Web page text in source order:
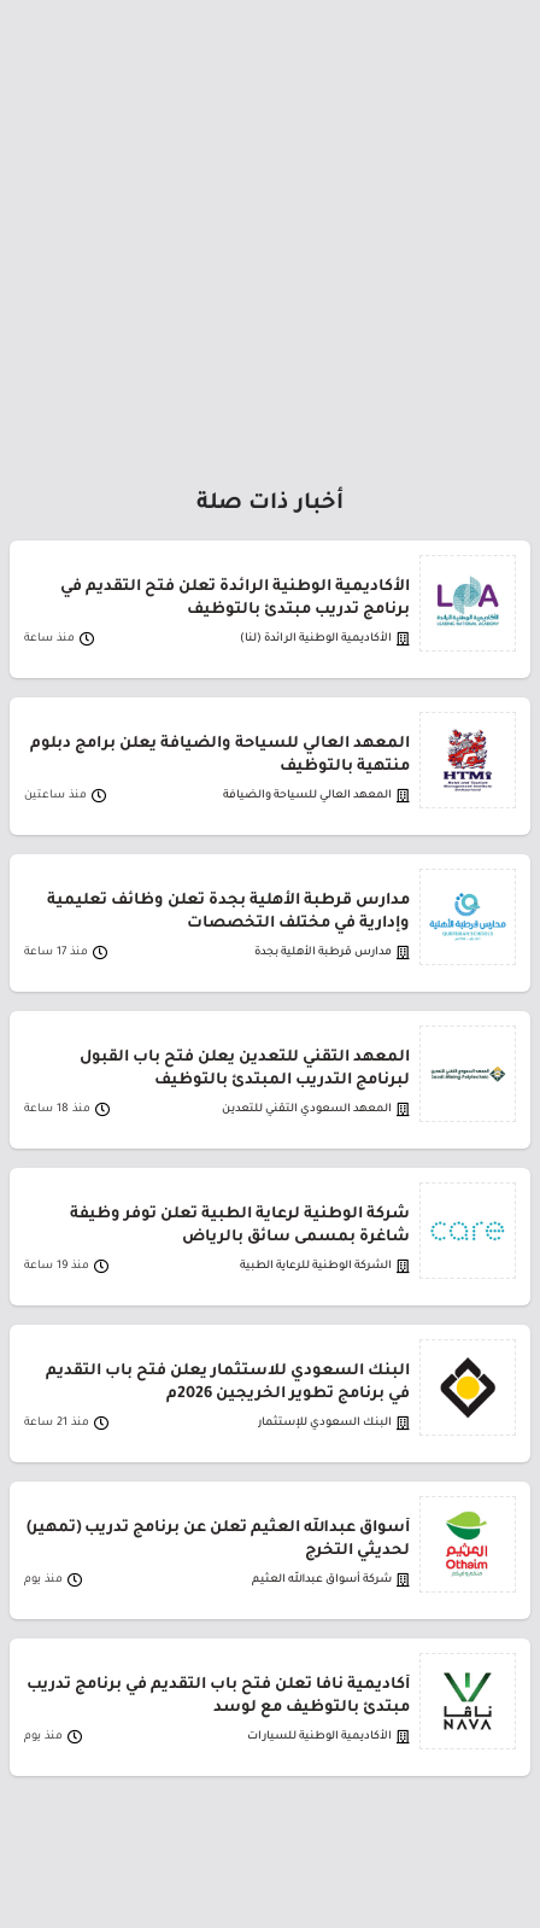
أخبار ذات صلة
الأكاديمية الوطنية الرائدة تعلن فتح التقديم في
برنامج تدريب مبتدئ بالتوظيف
الأكاديمية الوطنية الرائدة (لنا) منذ ساعة
المعهد العالي للسياحة والضيافة يعلن برامج دبلوم
منتهية بالتوظيف
المعهد العالي للسياحة والضيافة منذ ساعتين
مدارس قرطبة الأهلية بجدة تعلن وظائف تعليمية
وإدارية في مختلف التخصصات
مدارس قرطبة الأهلية بجدة منذ 17 ساعة
المعهد التقني للتعدين يعلن فتح باب القبول
لبرنامج التدريب المبتدئ بالتوظيف
المعهد السعودي التقني للتعدين منذ 18 ساعة
شركة الوطنية لرعاية الطبية تعلن توفر وظيفة
شاغرة بمسمى سائق بالرياض
الشركة الوطنية للرعاية الطبية منذ 19 ساعة
البنك السعودي للاستثمار يعلن فتح باب التقديم
في برنامج تطوير الخريجين 2026م
البنك السعودي للإستثمار منذ 21 ساعة
أسواق عبدالله العثيم تعلن عن برنامج تدريب (تمهير)
لحديثي التخرج
شركة أسواق عبدالله العثيم منذ يوم
أكاديمية نافا تعلن فتح باب التقديم في برنامج تدريب
مبتدئ بالتوظيف مع لوسد
الأكاديمية الوطنية للسيارات منذ يوم